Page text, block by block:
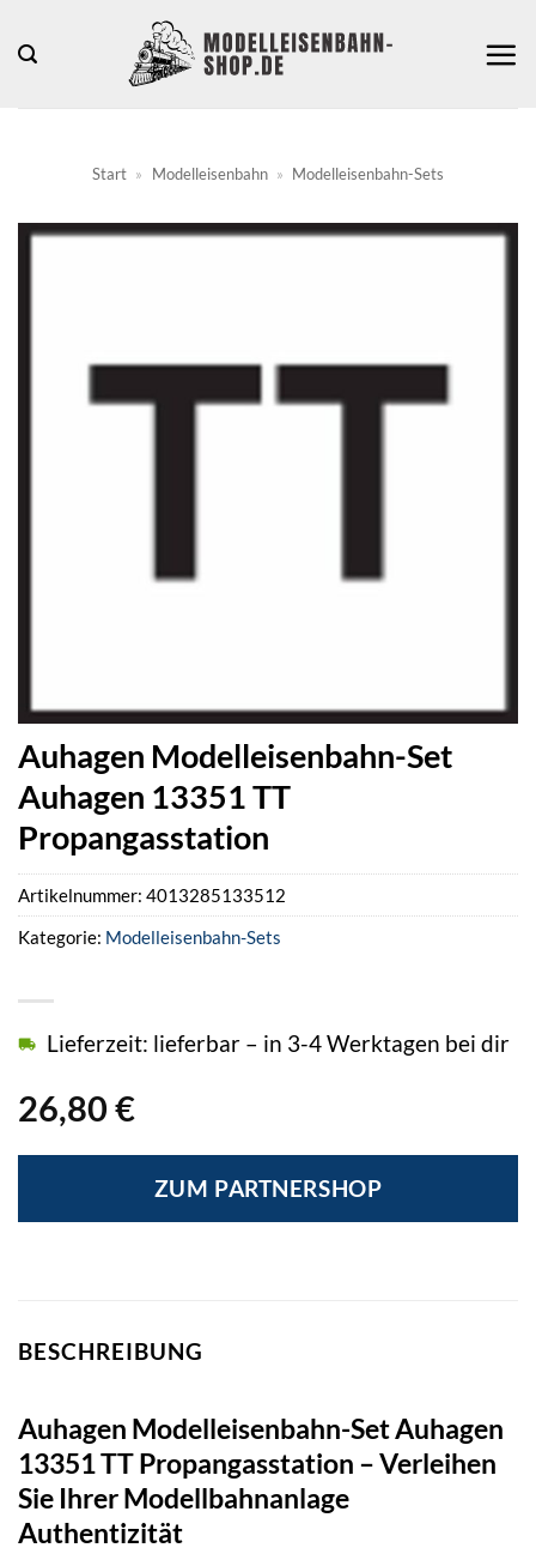
Inhalt
Start » Modelleisenbahn » Modelleisenbahn-Sets
Auhagen Modelleisenbahn-Set
Auhagen 13351 TT
Propangasstation
26,80 €
Lieferzeit: lieferbar – in 3-4 Werktagen bei dir
ZUM PARTNERSHOP
Artikelnummer: 4013285133512
Kategorie: Modelleisenbahn-Sets
BESCHREIBUNG
Auhagen Modelleisenbahn-Set Auhagen
13351 TT Propangasstation – Verleihen
Sie Ihrer Modellbahnanlage
Authentizität